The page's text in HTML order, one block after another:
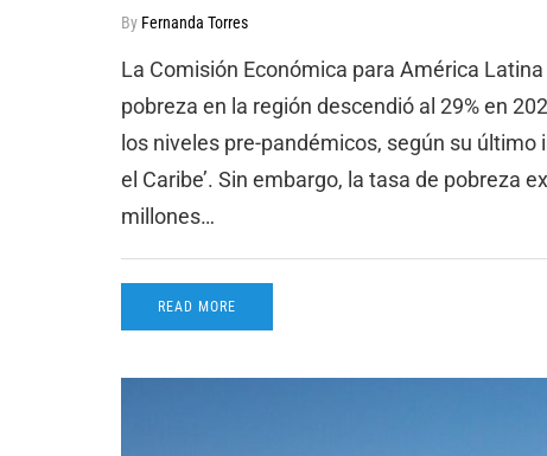
By Fernanda Torres
La Comisión Económica para América
pobreza en la región descendió al 29% en
los niveles pre-pandémicos, según su último
el Caribe’. Sin embargo, la tasa de pobreza
millones…
READ MORE